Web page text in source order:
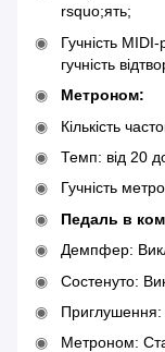
rsquo;ять;
Гучність
гучність
Метроном:
Кількість
Темп: від 20
Гучність
Педаль в
Демпфер:
Состенуто:
Приглушення:
Метроном: